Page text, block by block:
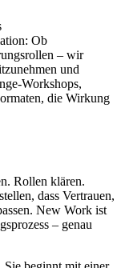
Ob
– wir
und
Workshops,
die Wirkung
Rollen klären.
dass Vertrauen,
New Work ist
– genau